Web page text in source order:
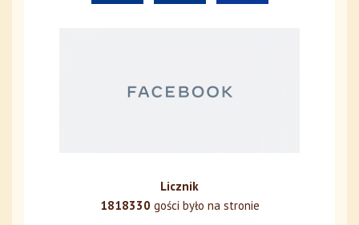
Licznik
1818330 gości było na stronie